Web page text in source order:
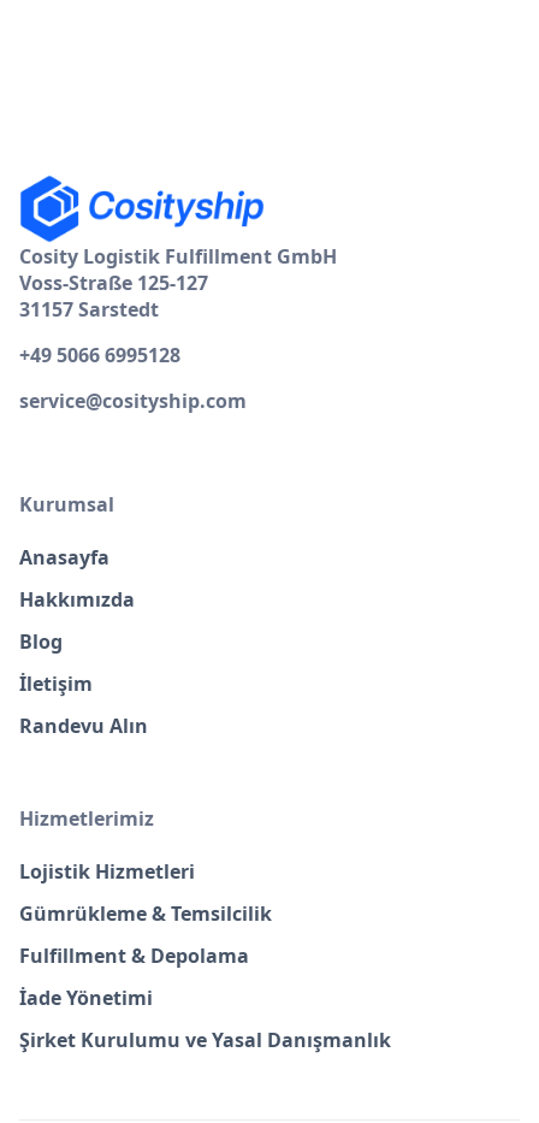
Cosity Logistik Fulfillment GmbH
Voss-Straße 125-127
31157 Sarstedt
+49 5066 6995128
service@cosityship.com
Kurumsal
Anasayfa
Hakkımızda
Blog
İletişim
Randevu Alın
Hizmetlerimiz
Lojistik Hizmetleri
Gümrükleme & Temsilcilik
Fulfillment & Depolama
İade Yönetimi
Şirket Kurulumu ve Yasal Danışmanlık